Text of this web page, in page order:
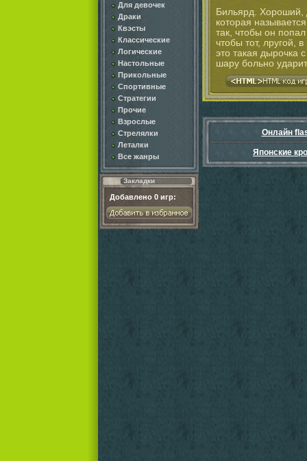
Для девочек
Драки
Квэсты
Классические
Логические
Настольные
Прикольные
Спортивные
Стратегии
Прочие
Взрослые
Стрелялки
Леталки
Все жанры
Закладки
Добавлено 0 игр:
Бильярд. Хороший,
которая
так, чтобы он
чтобы тот, лругой,
это такая дырочка
шару больно
Онлайн
Японские